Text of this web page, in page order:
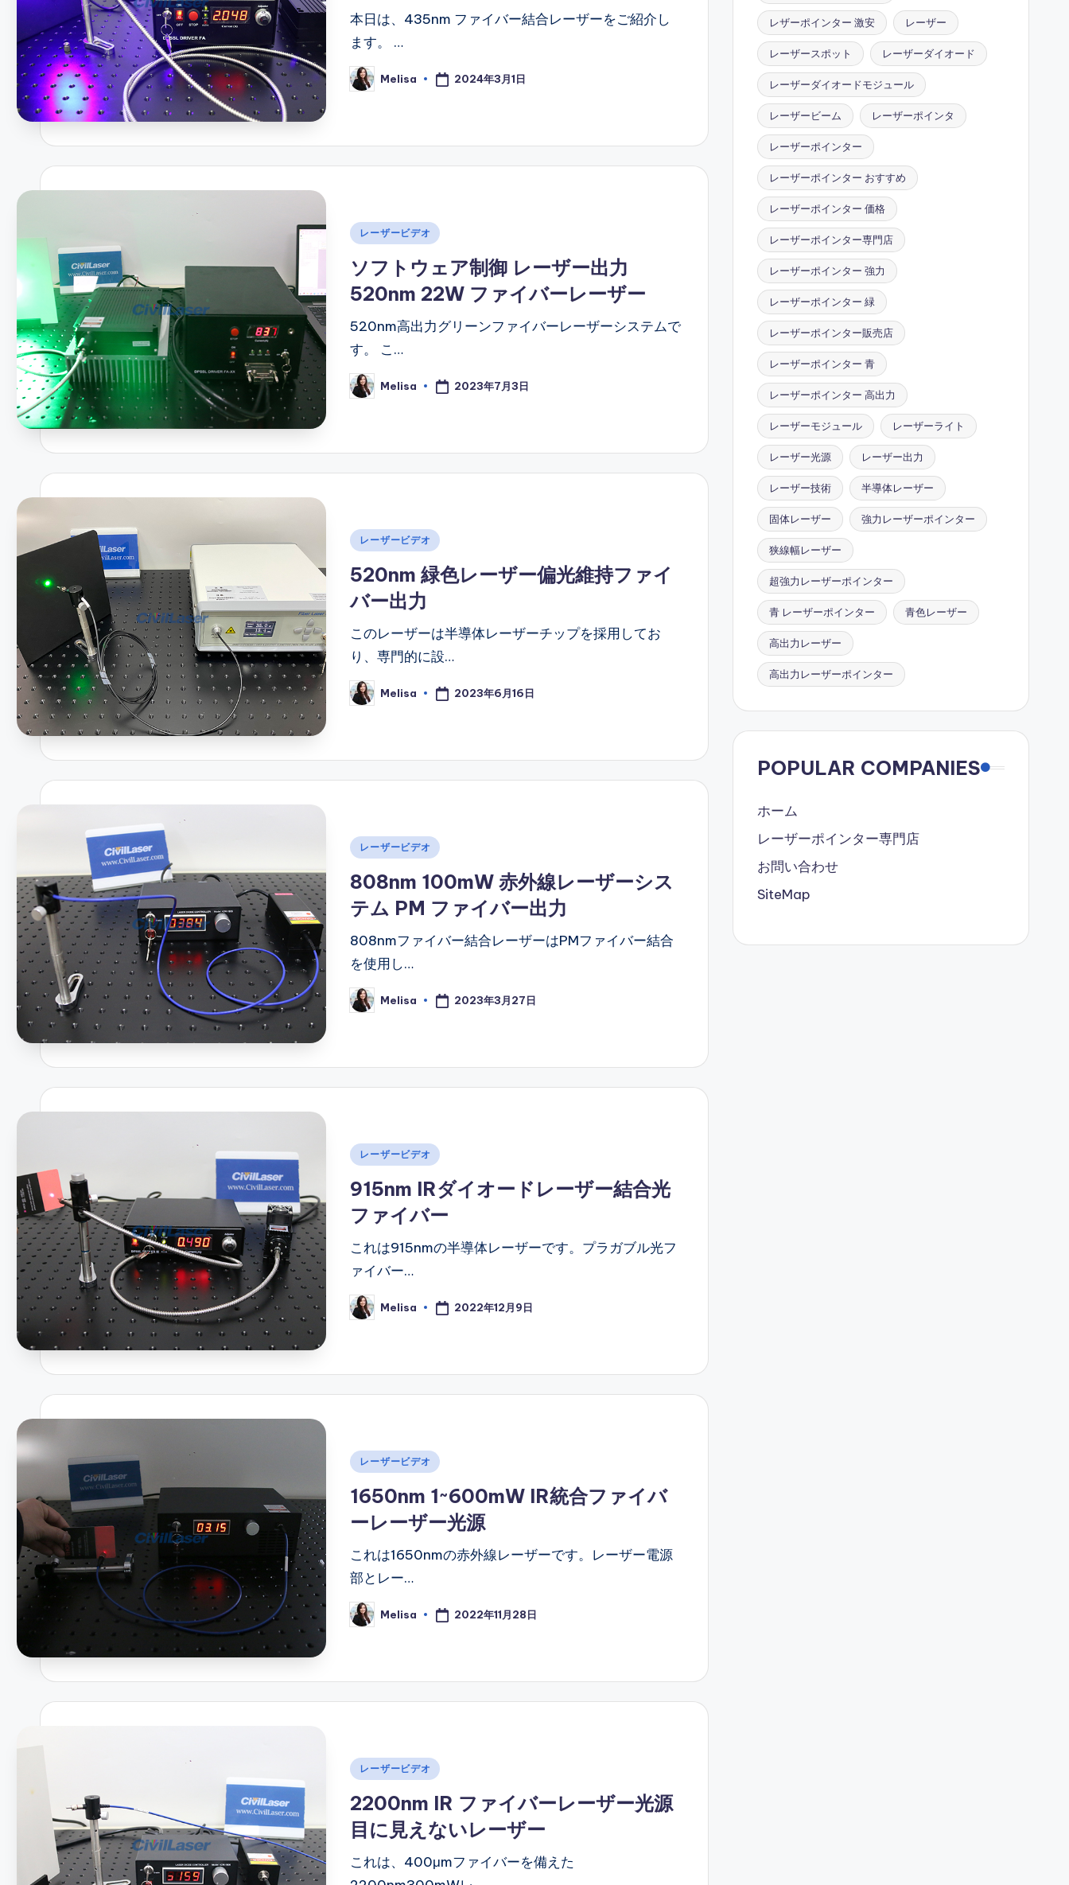
本日は、435nm ファイバー結合レーザーをご紹介し
ます。 …
Posted
by
Melisa 2024年3月1日
Posted
レーザービデオ
ソフトウェア制御 レーザー出力
520nm 22W ファイバーレーザー
520nm高出力グリーンファイバーレーザーシステムで
す。 こ…
Posted
by
Melisa 2023年7月3日
Posted
レーザービデオ
520nm 緑色レーザー偏光維持ファイ
バー出力
このレーザーは半導体レーザーチップを採用してお
り、専門的に設…
Posted
by
Melisa 2023年6月16日
Posted
レーザービデオ
808nm 100mW 赤外線レーザーシス
テム PM ファイバー出力
808nmファイバー結合レーザーはPMファイバー結合
を使用し…
Posted
by
Melisa 2023年3月27日
Posted
レーザービデオ
915nm IRダイオードレーザー結合光
ファイバー
これは915nmの半導体レーザーです。プラガブル光フ
ァイバー…
Posted
by
Melisa 2022年12月9日
Posted
レーザービデオ
1650nm 1~600mW IR統合ファイバ
ーレーザー光源
これは1650nmの赤外線レーザーです。レーザー電源
部とレー…
Posted
by
Melisa 2022年11月28日
Posted
レーザービデオ
2200nm IR ファイバーレーザー光源
目に見えないレーザー
これは、400μmファイバーを備えた
レザーポインター 激安 レーザー
レーザースポット レーザーダイオード
レーザーダイオードモジュール
レーザービーム レーザーポインタ
レーザーポインター
レーザーポインター おすすめ
レーザーポインター 価格
レーザーポインター専門店
レーザーポインター 強力
レーザーポインター 緑
レーザーポインター販売店
レーザーポインター 青
レーザーポインター 高出力
レーザーモジュール レーザーライト
レーザー光源 レーザー出力
レーザー技術 半導体レーザー
固体レーザー 強力レーザーポインター
狭線幅レーザー
超強力レーザーポインター
青 レーザーポインター 青色レーザー
高出力レーザー
高出力レーザーポインター
POPULAR COMPANIES
ホーム
レーザーポインター専門店
お問い合わせ
SiteMap